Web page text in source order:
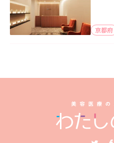
京都府